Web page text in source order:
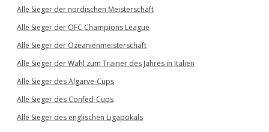
Alle Sieger der nordischen Meisterschaft
Alle Sieger der OFC Champions League
Alle Sieger der Ozeanienmeisterschaft
Alle Sieger der Wahl zum Trainer des Jahres in Italien
Alle Sieger des Algarve-Cups
Alle Sieger des Confed-Cups
Alle Sieger des englischen Ligapokals